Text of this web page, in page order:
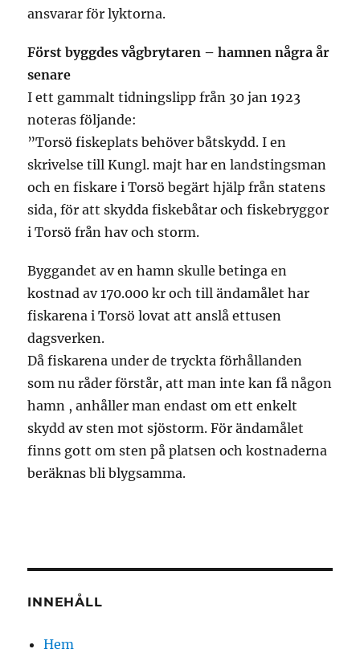
ansvarar för lyktorna.
Först byggdes vågbrytaren – hamnen några år
senare
I ett gammalt tidningslipp från 30 jan 1923
noteras följande:
”Torsö fiskeplats behöver båtskydd. I en
skrivelse till Kungl. majt har en landstingsman
och en fiskare i Torsö begärt hjälp från statens
sida, för att skydda fiskebåtar och fiskebryggor
i Torsö från hav och storm.
Byggandet av en hamn skulle betinga en
kostnad av 170.000 kr och till ändamålet har
fiskarena i Torsö lovat att anslå ettusen
dagsverken.
Då fiskarena under de tryckta förhållanden
som nu råder förstår, att man inte kan få någon
hamn , anhåller man endast om ett enkelt
skydd av sten mot sjöstorm. För ändamålet
finns gott om sten på platsen och kostnaderna
beräknas bli blygsamma.
INNEHÅLL
Hem